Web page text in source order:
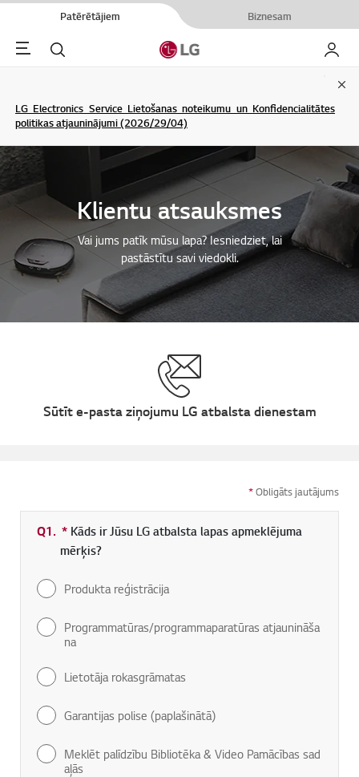
Patērētājiem Biznesam
Menu Meklēt Mans
LG Electronics Service Lietošanas noteikumu un Konfidencialitātes
politikas atjauninājumi (2026/29/04)
Klientu atsauksmes
Vai jums patīk mūsu lapa? Iesniedziet, lai
pastāstītu savi viedokli.
Sūtīt e-pasta ziņojumu LG atbalsta dienestam
*Obligāts jautājums
Q1. * Obligāti aizpildāms lauks
Kāds ir Jūsu LG atbalsta lapas apmeklējuma
mērķis?
Produkta reģistrācija
Programmatūras/programmaparatūras atjaunināša
na
Lietotāja rokasgrāmatas
Garantijas polise (paplašinātā)
Meklēt palīdzību Bibliotēka & Video Pamācības sad
aļās